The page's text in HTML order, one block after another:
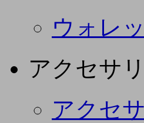
ウォレ
アクセサ
アクセ